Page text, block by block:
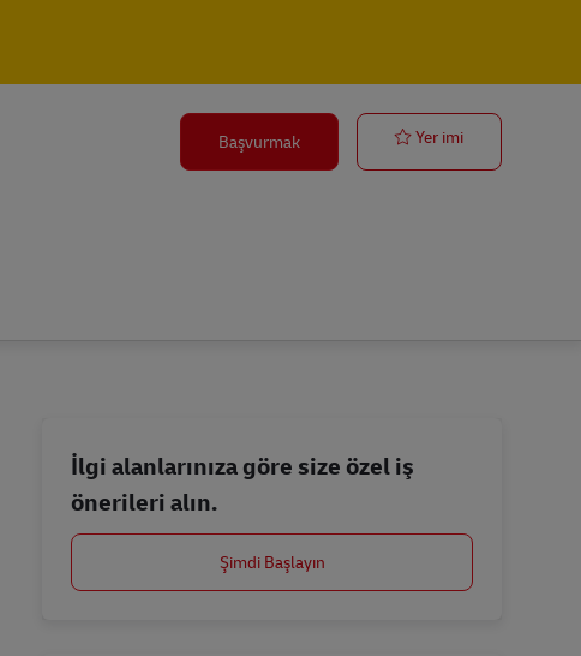
Başvurmak Yer imiPostbote –
İlgi alanlarınıza göre size özel iş
önerileri alın.
Şimdi Başlayın